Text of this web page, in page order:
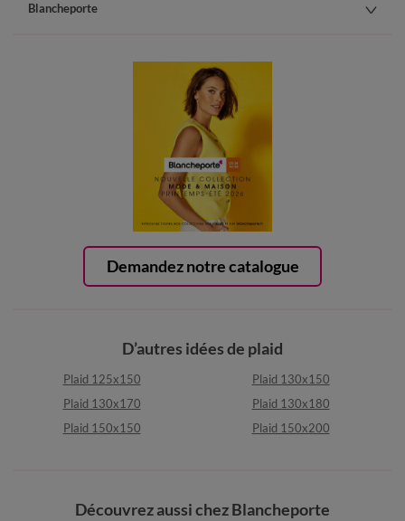
Demandez notre catalogue
Blancheporte
D’autres idées de plaid
Plaid 125x150
Plaid 130x150
Plaid 130x170
Plaid 130x180
Plaid 150x150
Plaid 150x200
Découvrez aussi chez Blancheporte